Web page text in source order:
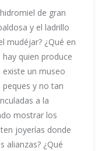
de gran
y el ladrillo
mudéjar? ¿Qué en
quien produce
existe un museo
peques y no tan
a la
mostrar los
joyerías donde
alianzas? ¿Qué